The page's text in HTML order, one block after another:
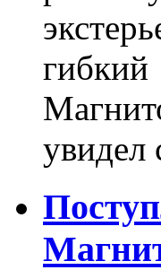
увидел